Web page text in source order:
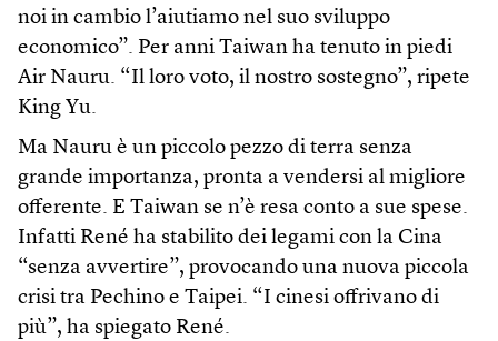
noi in cambio l’aiutiamo nel suo sviluppo
economico”. Per anni Taiwan ha tenuto in piedi
Air Nauru. “Il loro voto, il nostro sostegno”, ripete
King Yu.
Ma Nauru è un piccolo pezzo di terra senza
grande importanza, pronta a vendersi al migliore
offerente. E Taiwan se n’è resa conto a sue spese.
Infatti René ha stabilito dei legami con la Cina
“senza avvertire”, provocando una nuova piccola
crisi tra Pechino e Taipei. “I cinesi offrivano di
più”, ha spiegato René.